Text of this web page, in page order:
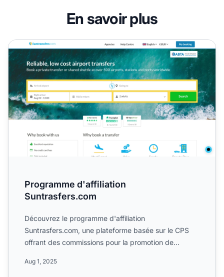
En savoir plus
Programme d'affiliation Suntrasfers.com
Programme d'affiliation
Suntrasfers.com
Découvrez le programme d'affiliation
Suntrasfers.com, une plateforme basée sur le CPS
offrant des commissions pour la promotion de
Aug 1, 2025